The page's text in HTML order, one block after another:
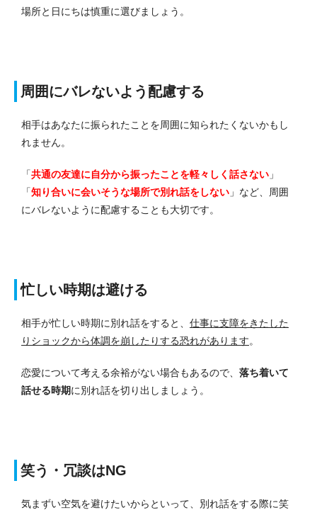
場所と日にちは慎重に選びましょう。
周囲にバレないよう配慮する
相手はあなたに振られたことを周囲に知られたくないかもし
れません。
「共通の友達に自分から振ったことを軽々しく話さない 」
「知り合いに会いそうな場所で別れ話をしない 」など、周囲
にバレないように配慮することも大切です。
忙しい時期は避ける
相手が忙しい時期に別れ話をすると、 仕事に支障をきたした
りショックから体調を崩したりする恐れがあります。
恋愛について考える余裕がない場合もあるので、 落ち着いて
話せる時期に別れ話を切り出しましょう。
笑う・冗談はNG
気まずい空気を避けたいからといって、別れ話をする際に笑